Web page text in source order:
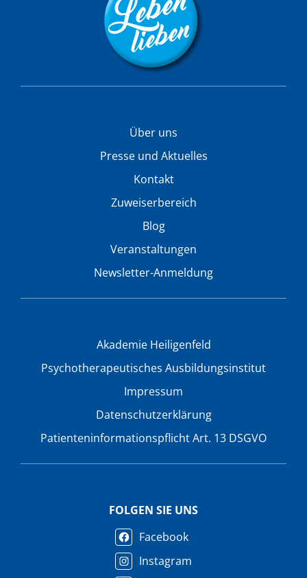
Über uns
Presse und Aktuelles
Kontakt
Zuweiserbereich
Blog
Veranstaltungen
Newsletter-Anmeldung
Akademie Heiligenfeld
Psychotherapeutisches Ausbildungsinstitut
Impressum
Datenschutzerklärung
Patienteninformationspflicht Art. 13 DSGVO
FOLGEN SIE UNS
Facebook
Instagram